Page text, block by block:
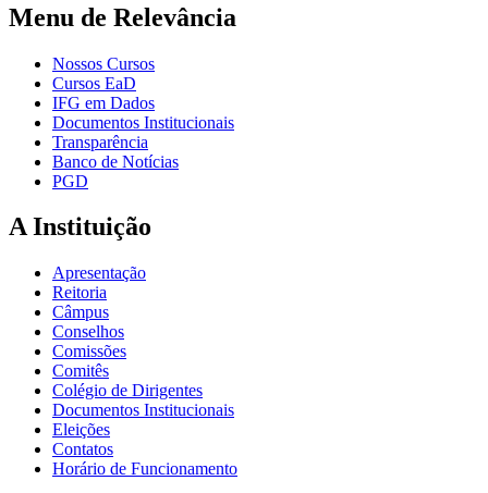
Menu de Relevância
Nossos Cursos
Cursos EaD
IFG em Dados
Documentos Institucionais
Transparência
Banco de Notícias
PGD
A Instituição
Apresentação
Reitoria
Câmpus
Conselhos
Comissões
Comitês
Colégio de Dirigentes
Documentos Institucionais
Eleições
Contatos
Horário de Funcionamento